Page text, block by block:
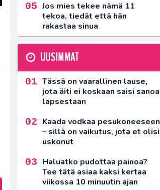
Jos mies tekee nämä 11
tekoa, tiedät että hän
rakastaa sinua
UUSIMMAT
Tässä on vaarallinen lause,
jota äiti ei koskaan saisi sanoa
lapsestaan
Kaada vodkaa pesukoneeseen
– sillä on vaikutus, jota et olisi
uskonut
Haluatko pudottaa painoa?
Tee tätä asiaa kaksi kertaa
viikossa 10 minuutin ajan